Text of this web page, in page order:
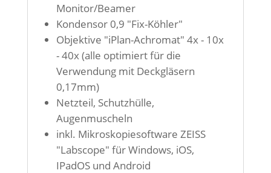
Monitor/Beamer
Kondensor 0,9 "Fix-Köhler"
Objektive "iPlan-Achromat" 4x - 10x
- 40x (alle optimiert für die
Verwendung mit Deckgläsern
0,17mm)
Netzteil, Schutzhülle,
Augenmuscheln
inkl. Mikroskopiesoftware ZEISS
"Labscope" für Windows, iOS,
IPadOS und Android